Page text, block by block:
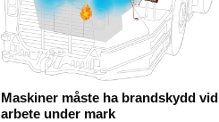
Maskiner måste ha brandskydd vid
arbete under mark